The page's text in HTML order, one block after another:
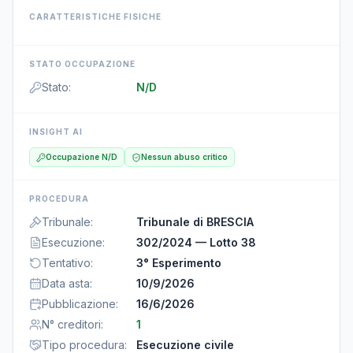
CARATTERISTICHE FISICHE
STATO OCCUPAZIONE
Stato: N/D
INSIGHT AI
Occupazione N/D Nessun abuso critico
PROCEDURA
Tribunale:
Tribunale di BRESCIA
Esecuzione:
302/2024 — Lotto 38
Tentativo:
3° Esperimento
Data asta:
10/9/2026
Pubblicazione:
16/6/2026
N° creditori:
1
Tipo procedura: Esecuzione civile